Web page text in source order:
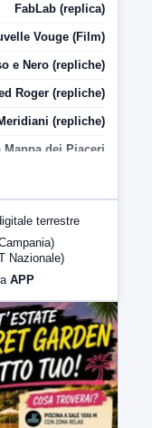
FabLab (replica)
Vouge (Film)
e Nero (repliche)
Roger (repliche)
(repliche)
Mappa dei Piaceri
LabNews (Diretta)
LabNews (replica)
terrestre
Nazionale)
APP